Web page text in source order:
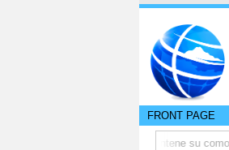
FRONT PAGE
ta pidi disculpa, y FIFA ta mantene su como